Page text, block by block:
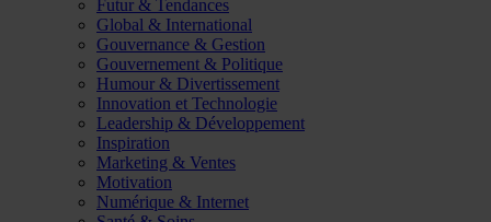
Futur & Tendances
Global & International
Gouvernance & Gestion
Gouvernement & Politique
Humour & Divertissement
Innovation et Technologie
Leadership & Développement
Inspiration
Marketing & Ventes
Motivation
Numérique & Internet